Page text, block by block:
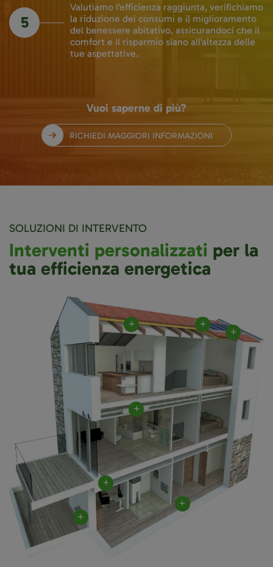
Valutiamo l'efficienza raggiunta, verifichiamo
la riduzione dei consumi e il miglioramento
del benessere abitativo, assicurandoci che il
comfort e il risparmio siano all'altezza delle
tue aspettative.
5
Vuoi saperne di più?
RICHIEDI MAGGIORI INFORMAZIONI
SOLUZIONI DI INTERVENTO
Interventi personalizzati per la
tua efficienza energetica